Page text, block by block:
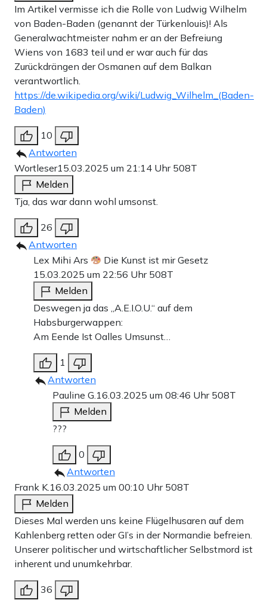
Im Artikel vermisse ich die Rolle von Ludwig Wilhelm
von Baden-Baden (genannt der Türkenlouis)! Als
Generalwachtmeister nahm er an der Befreiung
Wiens von 1683 teil und er war auch für das
Zurückdrängen der Osmanen auf dem Balkan
verantwortlich.
https://de.wikipedia.org/wiki/Ludwig_Wilhelm_(Baden-
Baden)
10
Antworten
Wortleser15.03.2025 um 21:14 Uhr 508T
Melden
Tja, das war dann wohl umsonst.
26
Antworten
Lex Mihi Ars
Die Kunst ist mir Gesetz
15.03.2025 um 22:56 Uhr 508T
Melden
Deswegen ja das „A.E.I.O.U.“ auf dem
Habsburgerwappen:
Am Eende Ist Oalles Umsunst…
1
Antworten
Pauline G.16.03.2025 um 08:46 Uhr 508T
Melden
???
0
Antworten
Frank K.16.03.2025 um 00:10 Uhr 508T
Melden
Dieses Mal werden uns keine Flügelhusaren auf dem
Kahlenberg retten oder GI’s in der Normandie befreien.
Unserer politischer und wirtschaftlicher Selbstmord ist
inherent und unumkehrbar.
36